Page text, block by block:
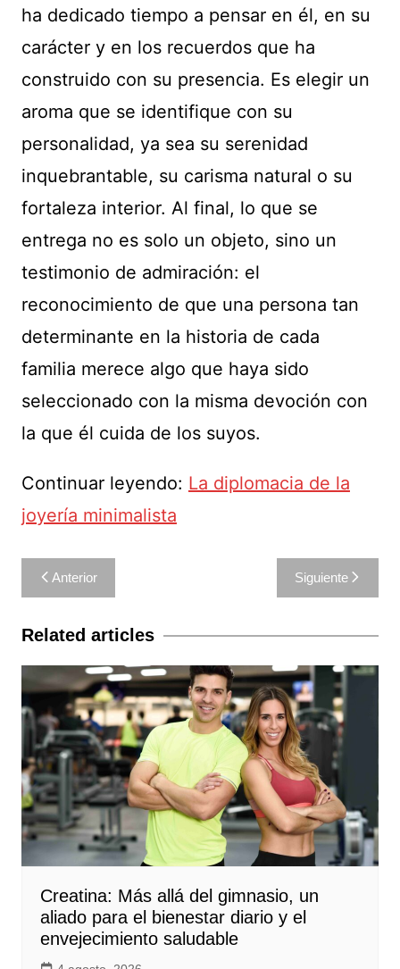
ha dedicado tiempo a pensar en él, en su
carácter y en los recuerdos que ha
construido con su presencia. Es elegir un
aroma que se identifique con su
personalidad, ya sea su serenidad
inquebrantable, su carisma natural o su
fortaleza interior. Al final, lo que se
entrega no es solo un objeto, sino un
testimonio de admiración: el
reconocimiento de que una persona tan
determinante en la historia de cada
familia merece algo que haya sido
seleccionado con la misma devoción con
la que él cuida de los suyos.
Continuar leyendo: La diplomacia de la
joyería minimalista
Navegación
de
entradas
Anterior Siguiente
Related articles
Creatina: Más allá del gimnasio, un
aliado para el bienestar diario y el
envejecimiento saludable